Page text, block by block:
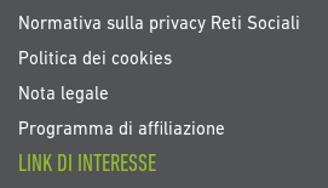
Normativa sulla privacy Reti Sociali
Politica dei cookies
Nota legale
Programma di affiliazione
LINK DI INTERESSE